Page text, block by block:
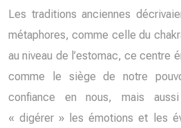
Les traditions anciennes
métaphores, comme celle du
au niveau de l’estomac, ce centre
comme le siège de notre
confiance en nous, mais
« digérer » les émotions et les